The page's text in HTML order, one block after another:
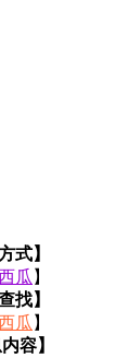
式】
瓜 】
找】
瓜 】
容】